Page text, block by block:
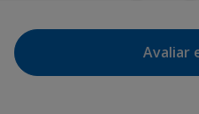
Avaliar